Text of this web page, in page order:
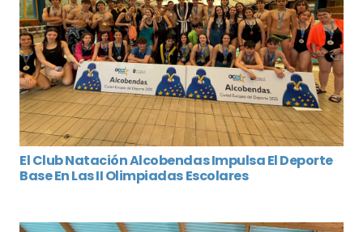
El Club Natación Alcobendas Impulsa El Deporte
Base En Las II Olimpiadas Escolares